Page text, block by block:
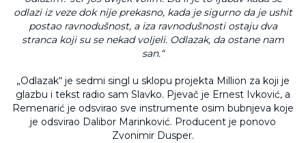
odlazi iz veze dok nije prekasno, kada je sigurno da je ushit
postao ravnodušnost, a iza ravnodušnosti ostaju dva
stranca koji su se nekad voljeli. Odlazak, da ostane nam
san.“
„Odlazak“ je sedmi singl u sklopu projekta Million za koji je
glazbu i tekst radio sam Slavko. Pjevač je Ernest Ivković, a
Remenarić je odsvirao sve instrumente osim bubnjeva koje
je odsvirao Dalibor Marinković. Producent je ponovo
Zvonimir Dusper.